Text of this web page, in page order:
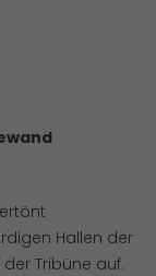
Hallen der
Tribüne auf.